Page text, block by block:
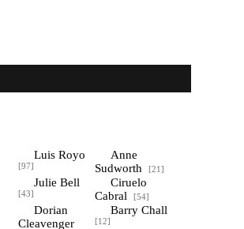
Luis Royo
[97]
Anne
Sudworth
[21]
Julie Bell
[43]
Ciruelo
Cabral
[54]
Dorian
Cleavenger
Barry Chall
[12]